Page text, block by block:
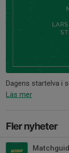
Dagens startelva i
Läs mer
Fler nyheter